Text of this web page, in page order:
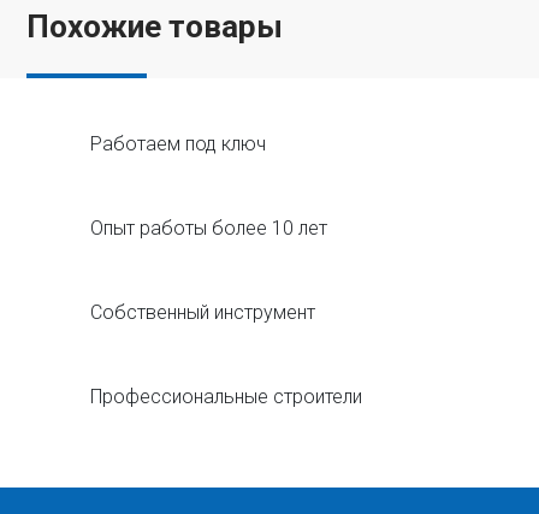
Похожие товары
Работаем под ключ
Опыт работы более 10 лет
Собственный инструмент
Профессиональные строители